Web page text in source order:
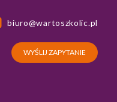
biuro@wartoszkolic.pl
WYŚLIJ ZAPYTANIE